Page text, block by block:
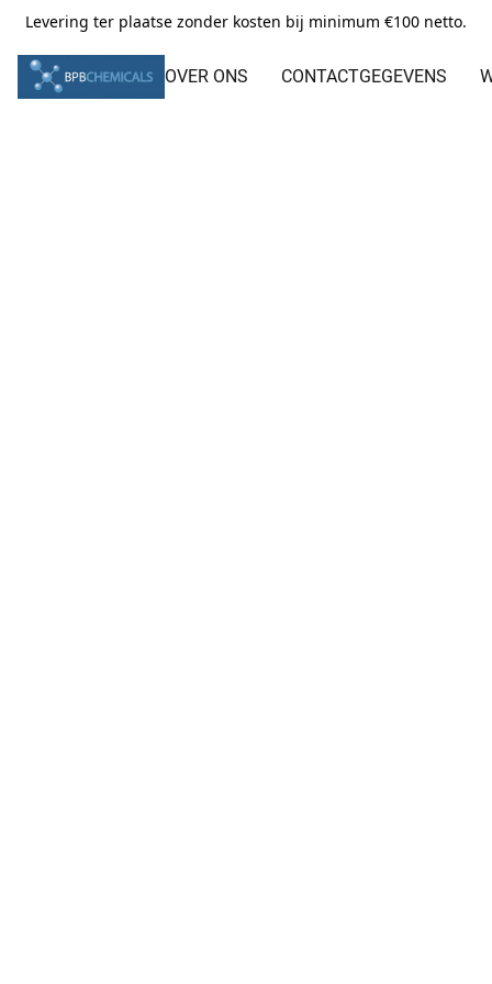
Levering ter plaatse zonder kosten bij minimum €100 netto.
OVER ONS CONTACTGEGEVENS